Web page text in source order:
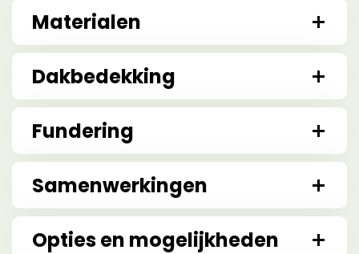
Materialen
Dakbedekking
Fundering
Samenwerkingen
Opties en mogelijkheden